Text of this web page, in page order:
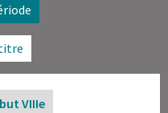
VIIIe